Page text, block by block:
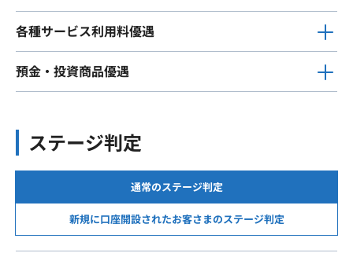
各種サービス利用料優遇
預金・投資商品優遇
ステージ判定
通常のステージ判定
新規に口座開設されたお客さまのステージ判定